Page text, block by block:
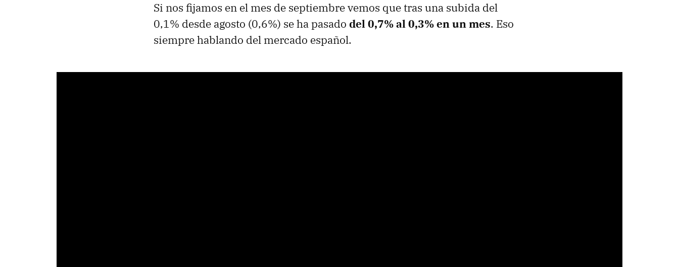
Si nos fijamos en el mes de septiembre vemos que tras una subida del
0,1% desde agosto (0,6%) se ha pasado del 0,7% al 0,3% en un mes. Eso
siempre hablando del mercado español.